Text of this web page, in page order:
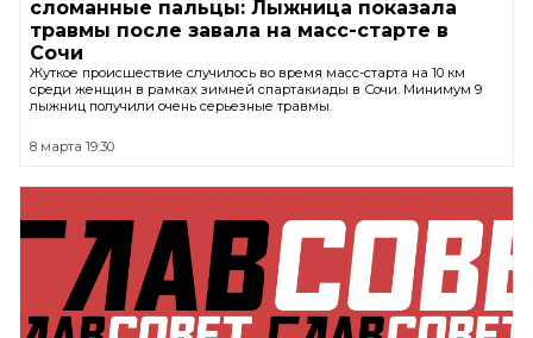
сломанные пальцы: Лыжница показала
травмы после завала на масс-старте в
Сочи
Жуткое происшествие случилось во время масс-старта на 10 км
среди женщин в рамках зимней спартакиады в Сочи. Минимум 9
лыжниц получили очень серьезные травмы.
8 марта 19:30